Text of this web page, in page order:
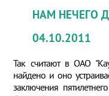
НАМ НЕЧЕГО
04.10.2011
Так считают в ОАО
найдено и оно
заключения